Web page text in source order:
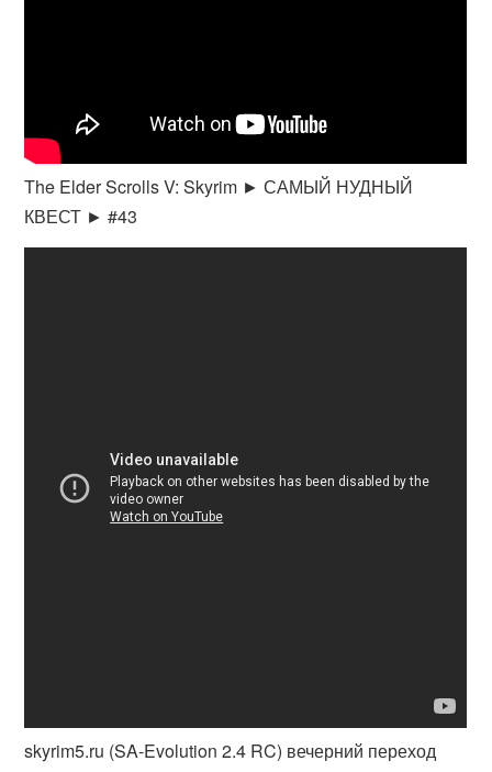
The Elder Scrolls V: Skyrim ► САМЫЙ НУДНЫЙ
КВЕСТ ► #43
skyrim5.ru (SA-Evolution 2.4 RC) вечерний переход